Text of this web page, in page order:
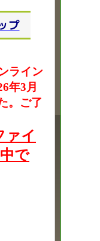
プ
ライン
年3月
。ご了
ァイ
で